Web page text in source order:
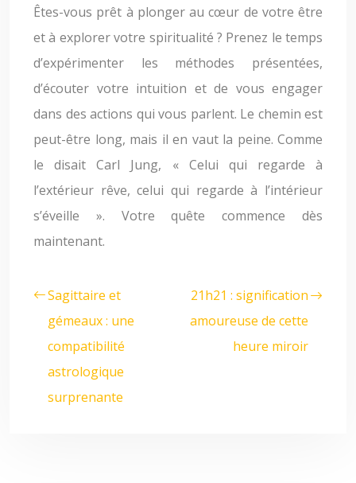
Êtes-vous prêt à plonger au cœur de votre être
et à explorer votre spiritualité ? Prenez le temps
d’expérimenter les méthodes présentées,
d’écouter votre intuition et de vous engager
dans des actions qui vous parlent. Le chemin est
peut-être long, mais il en vaut la peine. Comme
le disait Carl Jung, « Celui qui regarde à
l’extérieur rêve, celui qui regarde à l’intérieur
s’éveille ». Votre quête commence dès
maintenant.
Sagittaire et
gémeaux : une
compatibilité
astrologique
surprenante
21h21 : signification
amoureuse de cette
heure miroir